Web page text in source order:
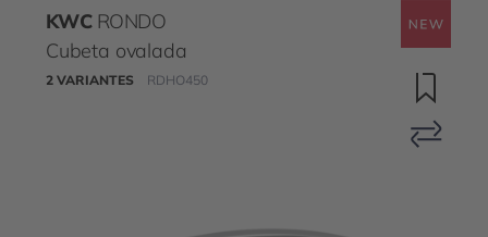
KWC RONDO
Cubeta ovalada
2 VARIANTES RDHO450